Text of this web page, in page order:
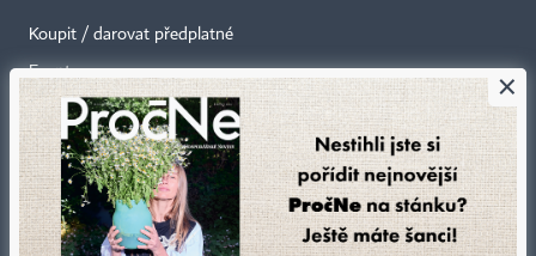
Koupit / darovat předplatné
Eventy
Newslettery
RSS kanály
Autorská práva vykonává vydavatel. Bez písemného svolení vydavatele je
×